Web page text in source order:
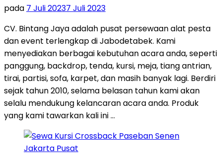
pada 7 Juli 20237 Juli 2023
CV. Bintang Jaya adalah pusat persewaan alat pesta
dan event terlengkap di Jabodetabek. Kami
menyediakan berbagai kebutuhan acara anda, seperti
panggung, backdrop, tenda, kursi, meja, tiang antrian,
tirai, partisi, sofa, karpet, dan masih banyak lagi. Berdiri
sejak tahun 2010, selama belasan tahun kami akan
selalu mendukung kelancaran acara anda. Produk
yang kami tawarkan kali ini …